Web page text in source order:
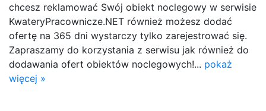
chcesz reklamować Swój obiekt noclegowy w serwisie
KwateryPracownicze.NET również możesz dodać
ofertę na 365 dni wystarczy tylko zarejestrować się.
Zapraszamy do korzystania z serwisu jak również do
dodawania ofert obiektów noclegowych!... pokaż
więcej »